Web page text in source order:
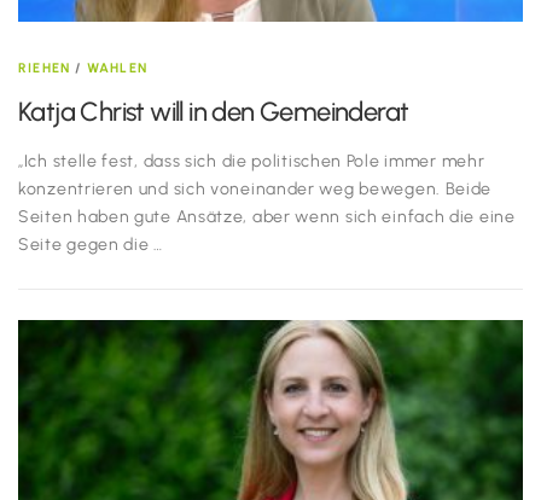
RIEHEN / WAHLEN
Katja Christ will in den Gemeinderat
„Ich stelle fest, dass sich die politischen Pole immer mehr
konzentrieren und sich voneinander weg bewegen. Beide
Seiten haben gute Ansätze, aber wenn sich einfach die eine
Seite gegen die …